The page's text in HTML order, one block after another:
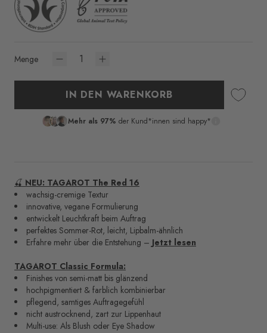
Menge
IN DEN WARENKORB
Mehr als 97% der Kund*innen sind happy*
🍒 NEU: TAGAROT The Red 16
wachsig-cremige Textur
innovative, vegane Formulierung
entwickelt Leuchtkraft beim Auftrag
perfektes Sommer-Rot, leicht, Lipbalm-ähnlich
Erfahre mehr über die Entstehung – Jetzt lesen
TAGAROT Classic Formula:
Finishes von semi-matt bis glänzend
hochpigmentiert & farblich kombinierbar
pflegend, samtiges Auftragegefühl
nicht austrocknend, zart zur Lippenhaut
Multi-use: Als Blush oder Eye Shadow